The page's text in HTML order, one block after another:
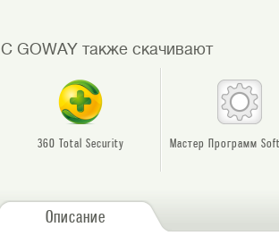
С GOWAY также скачивают
360 Total Security Мастер Программ
Описание